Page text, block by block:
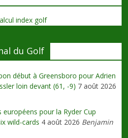
du Golf
début à Greensboro pour Adrien
loin devant (61, -9) 7 août 2026
pour la Ryder Cup
wild-cards 4 août 2026 Benjamin